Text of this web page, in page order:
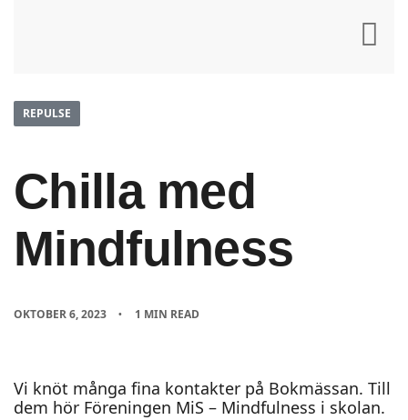
REPULSE
Chilla med
Mindfulness
OKTOBER 6, 2023 1 MIN READ
Vi knöt många fina kontakter på Bokmässan. Till
dem hör Föreningen MiS – Mindfulness i skolan.